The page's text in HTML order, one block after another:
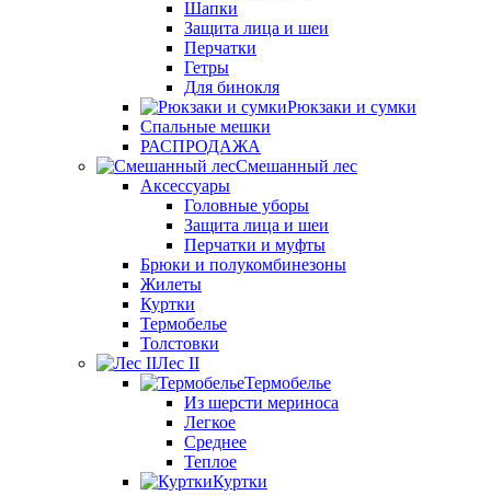
Шапки
Защита лица и шеи
Перчатки
Гетры
Для бинокля
Рюкзаки и сумки
Спальные мешки
РАСПРОДАЖА
Смешанный лес
Аксессуары
Головные уборы
Защита лица и шеи
Перчатки и муфты
Брюки и полукомбинезоны
Жилеты
Куртки
Термобелье
Толстовки
Лес II
Термобелье
Из шерсти мериноса
Легкое
Среднее
Теплое
Куртки